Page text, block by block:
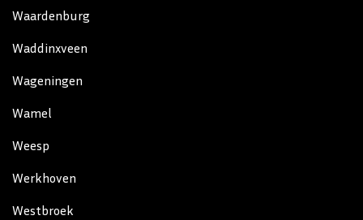
Waardenburg
Waddinxveen
Wageningen
Wamel
Weesp
Werkhoven
Westbroek